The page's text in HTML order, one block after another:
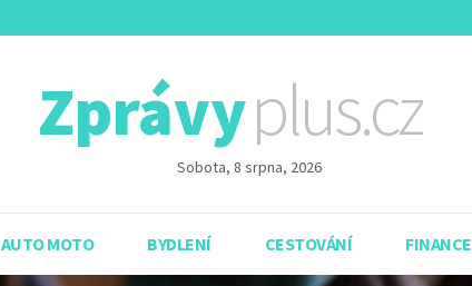
Zprávyplus.cz
Sobota, 8 srpna, 2026
AUTO MOTO BYDLENÍ CESTOVÁNÍ FINANCE